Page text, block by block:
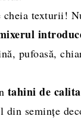
cheia texturii!
pufoasă,
tahini de
din semințe